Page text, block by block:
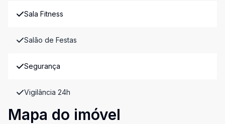
Sala Fitness
Salão de Festas
Segurança
Vigilância 24h
Mapa do imóvel